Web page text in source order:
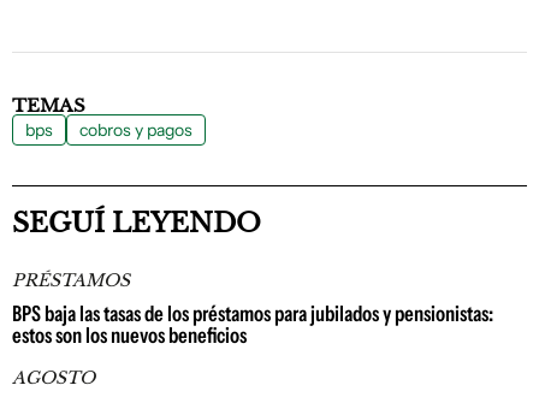
TEMAS
bps cobros y pagos
SEGUÍ LEYENDO
PRÉSTAMOS
BPS baja las tasas de los préstamos para jubilados y pensionistas:
estos son los nuevos beneficios
AGOSTO